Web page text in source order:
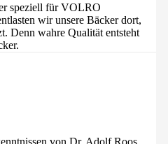
speziell für VOLRO
wir unsere Bäcker dort,
Denn wahre Qualität entsteht
von Dr. Adolf Roos,